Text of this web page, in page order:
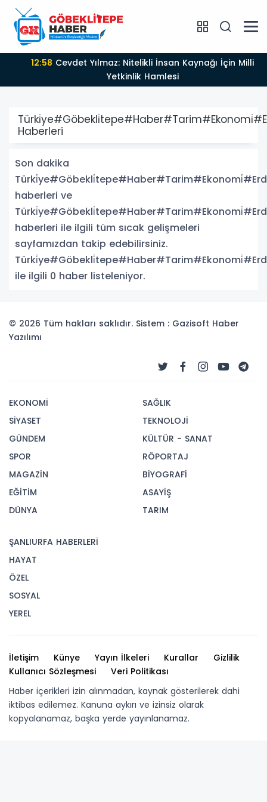
12:58Cevdet Yılmaz: Nitelikli İnsan Kaynağı İçin Milli
Yetkinlik Hamlesi
Haberleri
Son dakika
haberleri ve
haberleri ile ilgili tüm sıcak gelişmeleri
sayfamızdan takip edebilirsiniz.
ile ilgili 0 haber listeleniyor.
© 2026 Tüm hakları saklıdır. Sistem : Gazisoft Haber
Yazılımı
EKONOMİ
SİYASET
GÜNDEM
SPOR
MAGAZİN
EĞİTİM
DÜNYA
SAĞLIK
TEKNOLOJİ
KÜLTÜR - SANAT
RÖPORTAJ
BİYOGRAFİ
ASAYİŞ
TARIM
ŞANLIURFA HABERLERİ
HAYAT
ÖZEL
SOSYAL
YEREL
İletişim Künye Yayın İlkeleri Kurallar
Gizlilik
Kullanıcı Sözleşmesi
Veri Politikası
Haber içerikleri izin alınmadan, kaynak gösterilerek dahi
iktibas edilemez. Kanuna aykırı ve izinsiz olarak
kopyalanamaz, başka yerde yayınlanamaz.